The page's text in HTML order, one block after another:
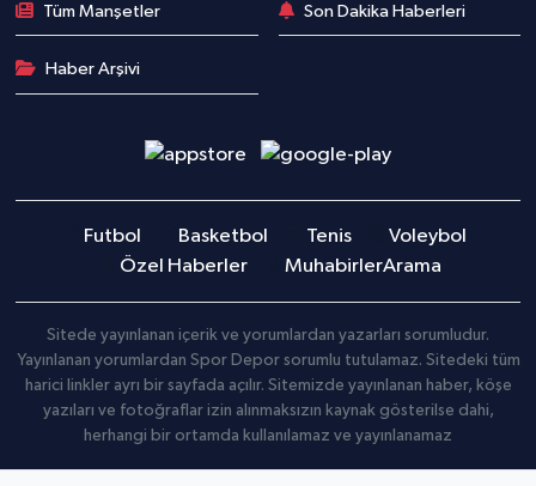
Tüm Manşetler Son Dakika Haberleri
Haber Arşivi
Futbol Basketbol Tenis
Voleybol
Özel Haberler
MuhabirlerArama
Sitede yayınlanan içerik ve yorumlardan yazarları sorumludur.
Yayınlanan yorumlardan Spor Depor sorumlu tutulamaz. Sitedeki tüm
harici linkler ayrı bir sayfada açılır. Sitemizde yayınlanan haber, köşe
yazıları ve fotoğraflar izin alınmaksızın kaynak gösterilse dahi,
herhangi bir ortamda kullanılamaz ve yayınlanamaz